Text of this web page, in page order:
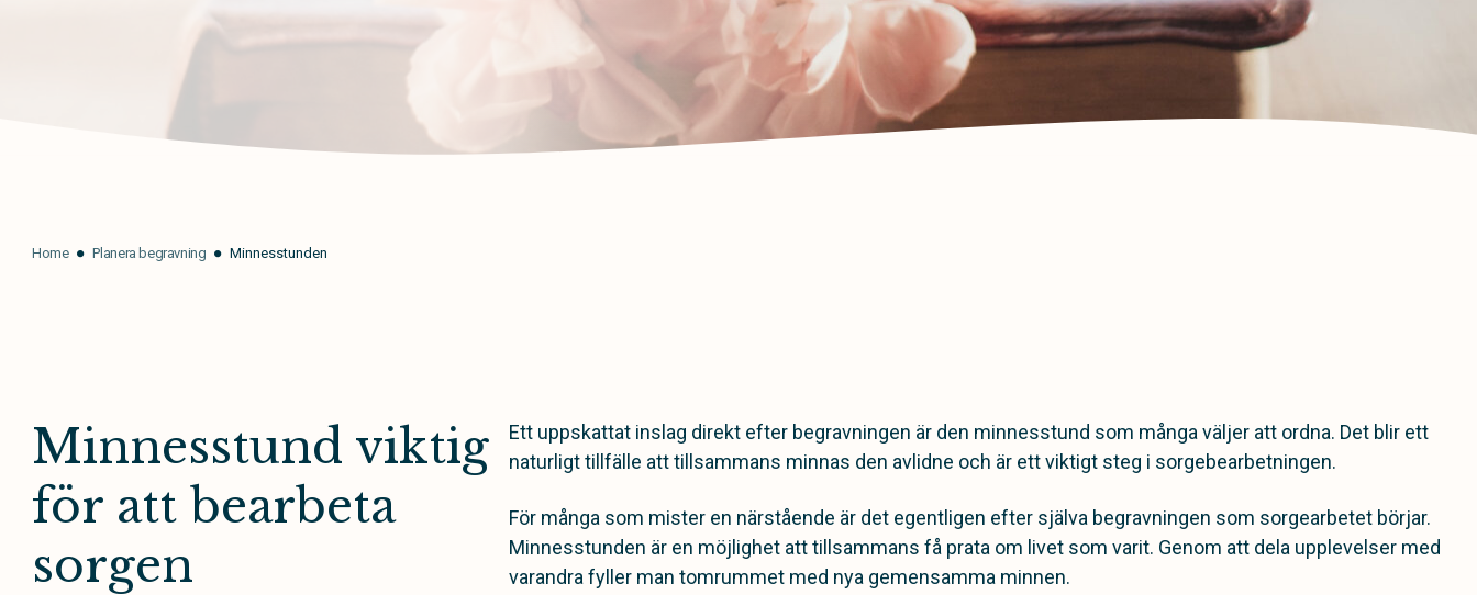
Home Planera begravning Minnesstunden
Minnesstund viktig
för att bearbeta
sorgen
Ett uppskattat inslag direkt efter begravningen är den minnesstund som många väljer att ordna. Det blir ett
naturligt tillfälle att tillsammans minnas den avlidne och är ett viktigt steg i sorgebearbetningen.
För många som mister en närstående är det egentligen efter själva begravningen som sorgearbetet börjar.
Minnesstunden är en möjlighet att tillsammans få prata om livet som varit. Genom att dela upplevelser med
varandra fyller man tomrummet med nya gemensamma minnen.